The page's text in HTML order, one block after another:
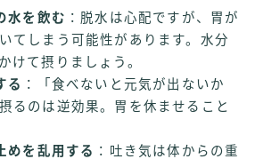
水を飲む ：脱水は心配ですが、胃が
てしまう可能性があります。水分
けて摂りましょう。
る ：「食べないと元気が出ないか
るのは逆効果。胃を休ませること
めを乱用する ：吐き気は体からの重